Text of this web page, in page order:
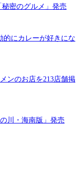
密のグルメ」発売
的にカレーが好きにな
ンのお店を213店舗掲
川・海南版」発売